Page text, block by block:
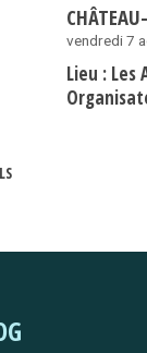
vendredi 7
Lieu : Les